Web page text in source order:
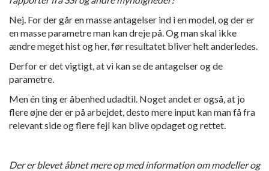
Nej. For der går en masse antagelser ind i en model, og der er
en masse parametre man kan dreje på. Og man skal ikke
ændre meget hist og her, før resultatet bliver helt anderledes.
Derfor er det vigtigt, at vi kan se de antagelser og de
parametre.
Men én ting er åbenhed udadtil. Noget andet er også, at jo
flere øjne der er på arbejdet, desto mere input kan man få fra
relevant side og flere fejl kan blive opdaget og rettet.
Der er blevet åbnet mere op med information om modeller og